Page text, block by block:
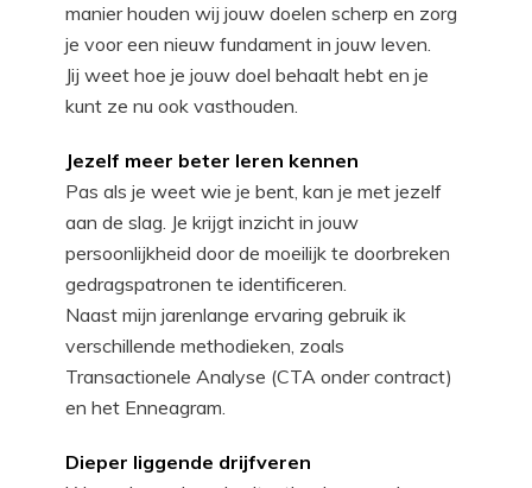
manier houden wij jouw doelen scherp en zorg
je voor een nieuw fundament in jouw leven.
Jij weet hoe je jouw doel behaalt hebt en je
kunt ze nu ook vasthouden.
Jezelf meer beter leren kennen
Pas als je weet wie je bent, kan je met jezelf
aan de slag. Je krijgt inzicht in jouw
persoonlijkheid door de moeilijk te doorbreken
gedragspatronen te identificeren.
Naast mijn jarenlange ervaring gebruik ik
verschillende methodieken, zoals
Transactionele Analyse (CTA onder contract)
en het Enneagram.
Dieper liggende drijfveren